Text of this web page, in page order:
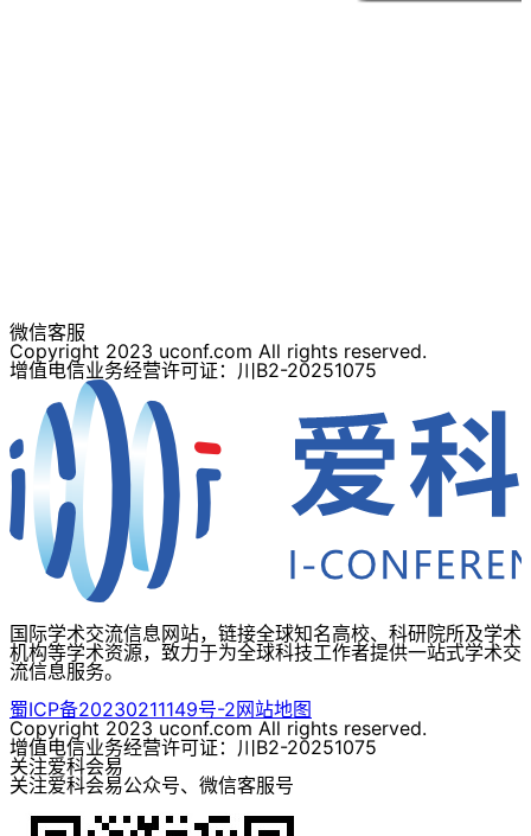
微信客服
Copyright 2023 uconf.com All rights reserved.
增值电信业务经营许可证：川B2-20251075
国际学术交流信息网站，链接全球知名高校、科研院所及学术
机构等学术资源，致力于为全球科技工作者提供一站式学术交
流信息服务。
蜀ICP备20230211149号-2网站地图
Copyright 2023 uconf.com All rights reserved.
增值电信业务经营许可证：川B2-20251075
关注爱科会易
关注爱科会易公众号、微信客服号